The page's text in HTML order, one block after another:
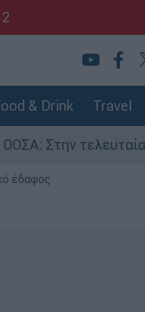
& Drink Travel
τελευταία θέση η
έδαφος